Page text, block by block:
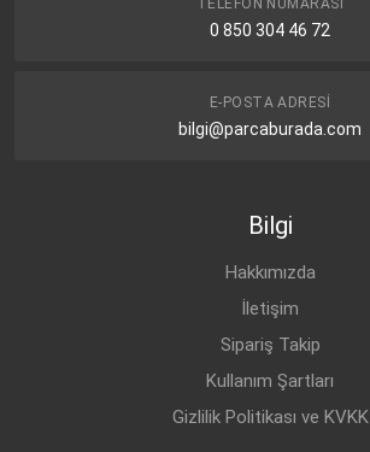
0 850 304 46 72
E-POSTA ADRESI
bilgi@parcaburada.com
Bilgi
Hakkımızda
İletişim
Sipariş Takip
Kullanım Şartları
Gizlilik Politikası ve KVKK